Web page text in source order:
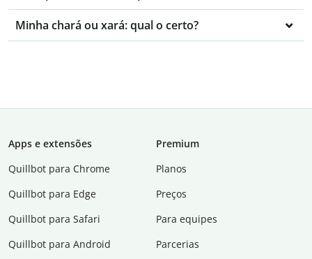
Minha chará ou xará: qual o certo?
Apps e extensões
Quillbot para Chrome
Quillbot para Edge
Quillbot para Safari
Quillbot para Android
Premium
Planos
Preços
Para equipes
Parcerias